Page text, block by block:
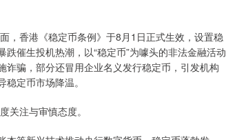
，香港《稳定币条例》于8月1日正式生效，设置稳
催生投机热潮，以“稳定币”为噱头的非法金融活动
骗，部分还冒用企业名义发行稳定币，引发机构
定币市场降温。
关注与审慎态度。